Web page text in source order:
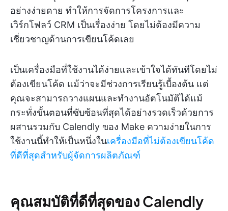
อย่างง่ายดาย ทำให้การจัดการโครงการและ
เวิร์กโฟลว์ CRM เป็นเรื่องง่าย โดยไม่ต้องมีความ
เชี่ยวชาญด้านการเขียนโค้ดเลย
เป็นเครื่องมือที่ใช้งานได้ง่ายและเข้าใจได้ทันทีโดยไม่
ต้องเขียนโค้ด แม้ว่าจะมีช่วงการเรียนรู้เบื้องต้น แต่
คุณจะสามารถวางแผนและทำงานอัตโนมัติได้แม้
กระทั่งขั้นตอนที่ซับซ้อนที่สุดได้อย่างรวดเร็วด้วยการ
ผสานรวมกับ Calendly ของ Make ความง่ายในการ
ใช้งานนี้ทำให้เป็นหนึ่งในเครื่องมือที่ไม่ต้องเขียนโค้ด
ที่ดีที่สุดสำหรับผู้จัดการผลิตภัณฑ์
คุณสมบัติที่ดีที่สุดของ Calendly